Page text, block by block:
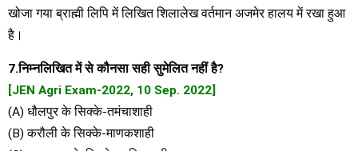
खोजा गया ब्राह्मी लिपि में लिखित शिलालेख वर्तमान अजमेर हालय में रखा हुआ
है।
7.निम्नलिखित में से कौनसा सही सुमेलित नहीं है?
[JEN Agri Exam-2022, 10 Sep. 2022]
(A) धौलपुर के सिक्के-तमंचाशाही
(B) करौली के सिक्के-माणकशाही